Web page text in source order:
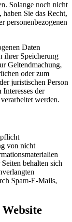
Solange noch nicht
haben Sie das Recht,
personenbezogenen
Daten
ihrer Speicherung
Geltendmachung,
oder zum
juristischen Person
der
werden.
von nicht
behalten sich
Spam-E-Mails,